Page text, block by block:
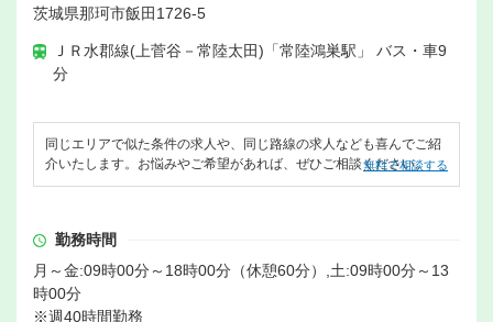
茨城県那珂市飯田1726-5
ＪＲ水郡線(上菅谷－常陸太田)「常陸鴻巣駅」 バス・車9
分
同じエリアで似た条件の求人や、同じ路線の求人なども喜んでご紹
介いたします。お悩みやご希望があれば、ぜひご相談ください。
無料で相談する
勤務時間
月～金:09時00分～18時00分（休憩60分）,土:09時00分～13
時00分
※週40時間勤務